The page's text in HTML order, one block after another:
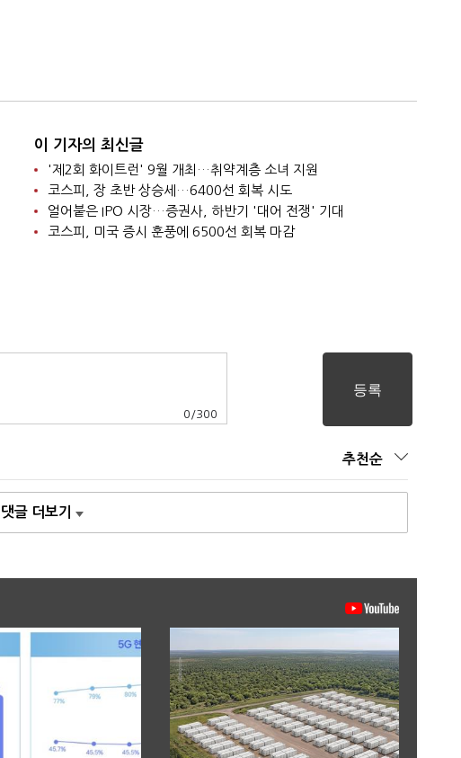
이 기자의 최신글
'제2회 화이트런' 9월 개최…취약계층 소녀 지원
코스피, 장 초반 상승세…6400선 회복 시도
얼어붙은 IPO 시장…증권사, 하반기 '대어 전쟁' 기대
코스피, 미국 증시 훈풍에 6500선 회복 마감
0 /300
추천순
댓글 더보기